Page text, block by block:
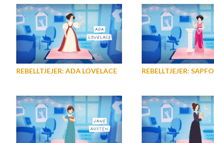
REBELLTJEJER: ADA LOVELACE REBELLTJEJER: SAPFO